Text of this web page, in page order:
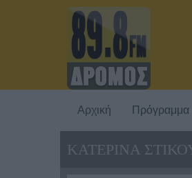
Αρχική Πρόγραμμα
ΚΑΤΕΡΙΝΑ